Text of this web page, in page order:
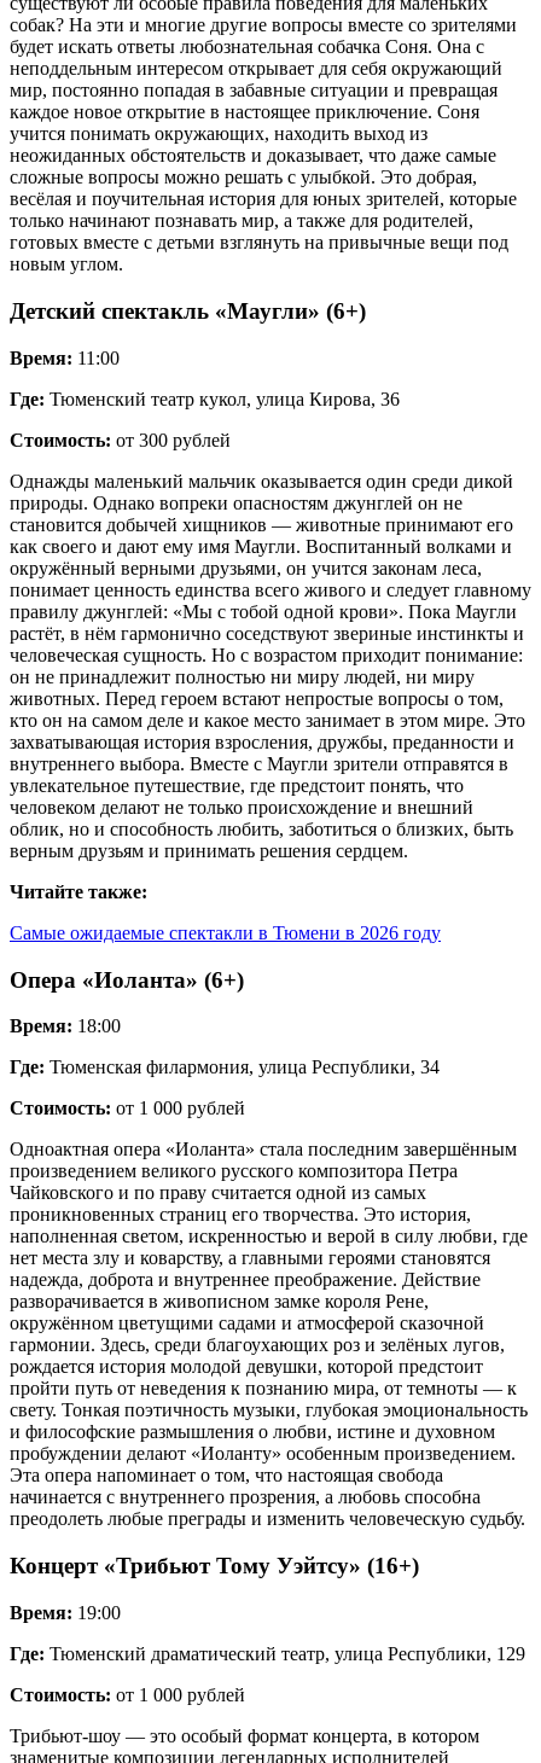
собак? На эти и многие другие вопросы вместе со зрителями
будет искать ответы любознательная собачка Соня. Она с
неподдельным интересом открывает для себя окружающий
мир, постоянно попадая в забавные ситуации и превращая
каждое новое открытие в настоящее приключение. Соня
учится понимать окружающих, находить выход из
неожиданных обстоятельств и доказывает, что даже самые
сложные вопросы можно решать с улыбкой. Это добрая,
весёлая и поучительная история для юных зрителей, которые
только начинают познавать мир, а также для родителей,
готовых вместе с детьми взглянуть на привычные вещи под
новым углом.
Детский спектакль «Маугли» (6+)
Время: 11:00
Где: Тюменский театр кукол, улица Кирова, 36
Стоимость: от 300 рублей
Однажды маленький мальчик оказывается один среди дикой
природы. Однако вопреки опасностям джунглей он не
становится добычей хищников — животные принимают его
как своего и дают ему имя Маугли. Воспитанный волками и
окружённый верными друзьями, он учится законам леса,
понимает ценность единства всего живого и следует главному
правилу джунглей: «Мы с тобой одной крови». Пока Маугли
растёт, в нём гармонично соседствуют звериные инстинкты и
человеческая сущность. Но с возрастом приходит понимание:
он не принадлежит полностью ни миру людей, ни миру
животных. Перед героем встают непростые вопросы о том,
кто он на самом деле и какое место занимает в этом мире. Это
захватывающая история взросления, дружбы, преданности и
внутреннего выбора. Вместе с Маугли зрители отправятся в
увлекательное путешествие, где предстоит понять, что
человеком делают не только происхождение и внешний
облик, но и способность любить, заботиться о близких, быть
верным друзьям и принимать решения сердцем.
Читайте также:
Самые ожидаемые спектакли в Тюмени в 2026 году
Опера «Иоланта» (6+)
Время: 18:00
Где: Тюменская филармония, улица Республики, 34
Стоимость: от 1 000 рублей
Одноактная опера «Иоланта» стала последним завершённым
произведением великого русского композитора Петра
Чайковского и по праву считается одной из самых
проникновенных страниц его творчества. Это история,
наполненная светом, искренностью и верой в силу любви, где
нет места злу и коварству, а главными героями становятся
надежда, доброта и внутреннее преображение. Действие
разворачивается в живописном замке короля Рене,
окружённом цветущими садами и атмосферой сказочной
гармонии. Здесь, среди благоухающих роз и зелёных лугов,
рождается история молодой девушки, которой предстоит
пройти путь от неведения к познанию мира, от темноты — к
свету. Тонкая поэтичность музыки, глубокая эмоциональность
и философские размышления о любви, истине и духовном
пробуждении делают «Иоланту» особенным произведением.
Эта опера напоминает о том, что настоящая свобода
начинается с внутреннего прозрения, а любовь способна
преодолеть любые преграды и изменить человеческую судьбу.
Концерт «Трибьют Тому Уэйтсу» (16+)
Время: 19:00
Где: Тюменский драматический театр, улица Республики, 129
Стоимость: от 1 000 рублей
Трибьют-шоу — это особый формат концерта, в котором
знаменитые композиции легендарных исполнителей